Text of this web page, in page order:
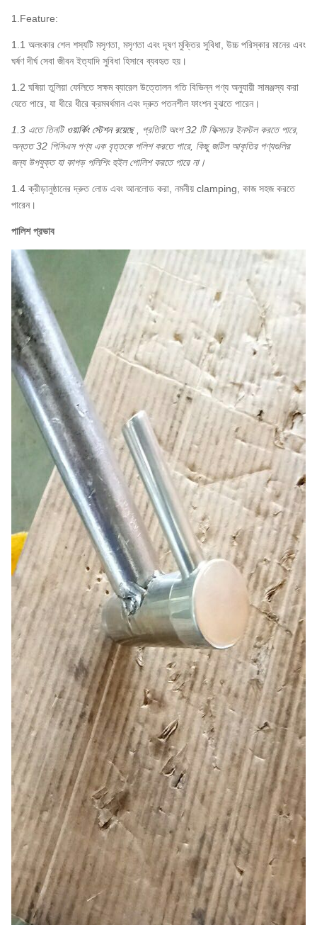
1.Feature:
1.1 অলংকার শেল শস্যটি মসৃণতা, মসৃণতা এবং দূষণ মুক্তির সুবিধা, উচ্চ পরিস্কার মানের এবং
ঘর্ষণ দীর্ঘ সেবা জীবন ইত্যাদি সুবিধা হিসাবে ব্যবহৃত হয়।
1.2 ঘষিয়া তুলিয়া ফেলিতে সক্ষম ব্যারেল উত্তোলন গতি বিভিন্ন পণ্য অনুযায়ী সামঞ্জস্য করা
যেতে পারে, যা ধীরে ধীরে ক্রমবর্ধমান এবং দ্রুত পতনশীল ফাংশন বুঝতে পারেন।
1.3 এতে তিনটি ওয়ার্কিং স্টেশন রয়েছে, প্রতিটি অংশ 32 টি ফিক্সচার ইনস্টল করতে পারে,
অন্তত 32 পিসিএস পণ্য এক বৃত্তকে পলিশ করতে পারে, কিছু জটিল আকৃতির পণ্যগুলির
জন্য উপযুক্ত যা কাপড় পলিশিং হুইল পোলিশ করতে পারে না।
1.4 ক্রীড়ানুষ্ঠানের দ্রুত লোড এবং আনলোড করা, নমনীয় clamping, কাজ সহজ করতে
পারেন।
পালিশ প্রভাব